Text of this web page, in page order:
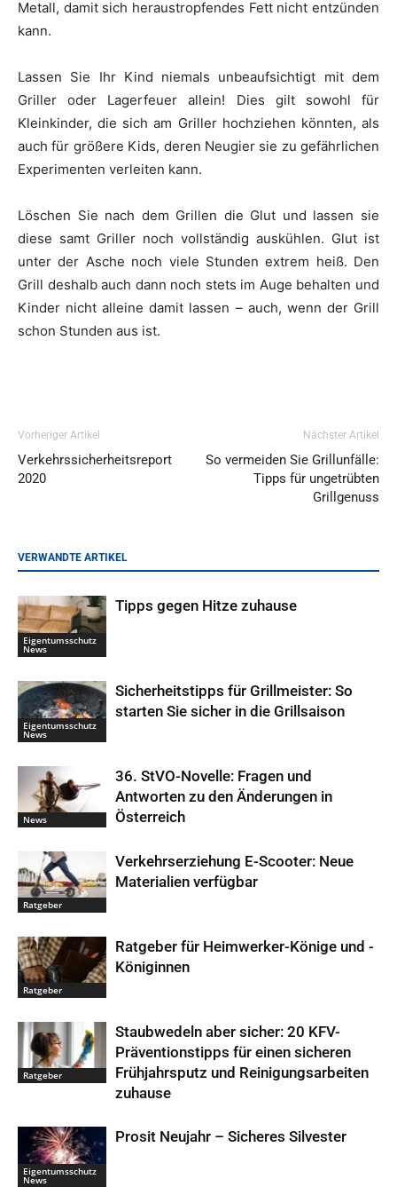
Metall, damit sich heraustropfendes Fett nicht entzünden
kann.
Lassen Sie Ihr Kind niemals unbeaufsichtigt mit dem
Griller oder Lagerfeuer allein! Dies gilt sowohl für
Kleinkinder, die sich am Griller hochziehen könnten, als
auch für größere Kids, deren Neugier sie zu gefährlichen
Experimenten verleiten kann.
Löschen Sie nach dem Grillen die Glut und lassen sie
diese samt Griller noch vollständig auskühlen. Glut ist
unter der Asche noch viele Stunden extrem heiß. Den
Grill deshalb auch dann noch stets im Auge behalten und
Kinder nicht alleine damit lassen – auch, wenn der Grill
schon Stunden aus ist.
Vorheriger Artikel
Verkehrssicherheitsreport
2020
Nächster Artikel
So vermeiden Sie Grillunfälle:
Tipps für ungetrübten
Grillgenuss
VERWANDTE ARTIKEL
Eigentumsschutz
News
Tipps gegen Hitze zuhause
Eigentumsschutz
News
Sicherheitstipps für Grillmeister: So
starten Sie sicher in die Grillsaison
News
36. StVO-Novelle: Fragen und
Antworten zu den Änderungen in
Österreich
Ratgeber
Verkehrserziehung E-Scooter: Neue
Materialien verfügbar
Ratgeber
Ratgeber für Heimwerker-Könige und -
Königinnen
Ratgeber
Staubwedeln aber sicher: 20 KFV-
Präventionstipps für einen sicheren
Frühjahrsputz und Reinigungsarbeiten
zuhause
Eigentumsschutz
News
Prosit Neujahr – Sicheres Silvester